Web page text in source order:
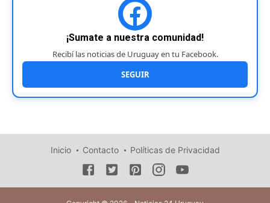
¡Sumate a nuestra comunidad!
Recibí las noticias de Uruguay en tu Facebook.
SEGUIR
Inicio Contacto Políticas de Privacidad